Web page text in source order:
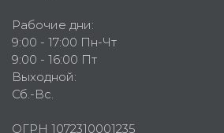
Рабочие дни:
9:00 - 17:00 Пн-Чт
9:00 - 16:00 Пт
Выходной:
Сб.-Вс.
ОГРН 1072310001235